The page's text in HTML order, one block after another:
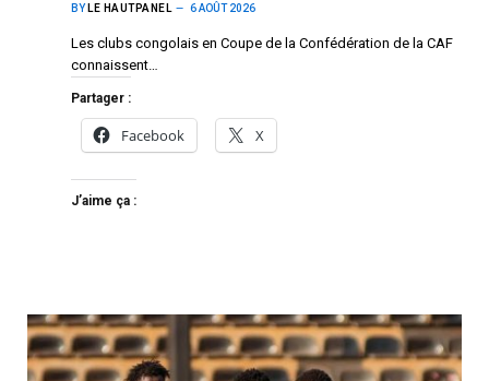
BY LE HAUTPANEL 6 AOÛT 2026
Les clubs congolais en Coupe de la Confédération de la CAF
connaissent…
Partager :
Facebook X
J’aime ça :